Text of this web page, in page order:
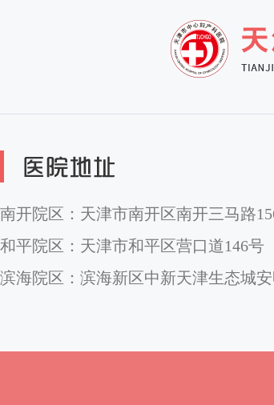
南开院区：天津市南开区南开三马路
和平院区：天津市和平区营口道146号
滨海院区：滨海新区中新天津生态城